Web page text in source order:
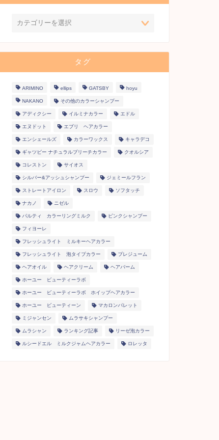
タグ
ARIMINO ellips GATSBY hoyu
NAKANO その他のカラーシャンプー
アディクシー イルミナカラー エドル
エヌドット エブリ ヘアカラー
エンシェールズ カラーワックス キャラデコ
ギャツビー ナチュラルブリーチカラー クオルシア
コレストン サイオス
シルバー&アッシュシャンプー ジェミールフラン
ストレートアイロン スロウ ソフタッチ
ナカノ ニゼル
パルティ カラーリングミルク ピンクシャンプー
フィヨーレ
フレッシュライト ミルキーヘアカラー
フレッシュライト 泡タイプカラー プレジューム
ヘアオイル ヘアクリーム ヘアバーム
ホーユー ビューティーラボ
ホーユー ビューティーラボ ホイップヘアカラー
ホーユー ビューティーン マカロンパレット
ミジャンセン ムラサキシャンプー
ムラシャン ランキング記事 リーゼ泡カラー
ルシードエル ミルクジャムヘアカラー ロレッタ